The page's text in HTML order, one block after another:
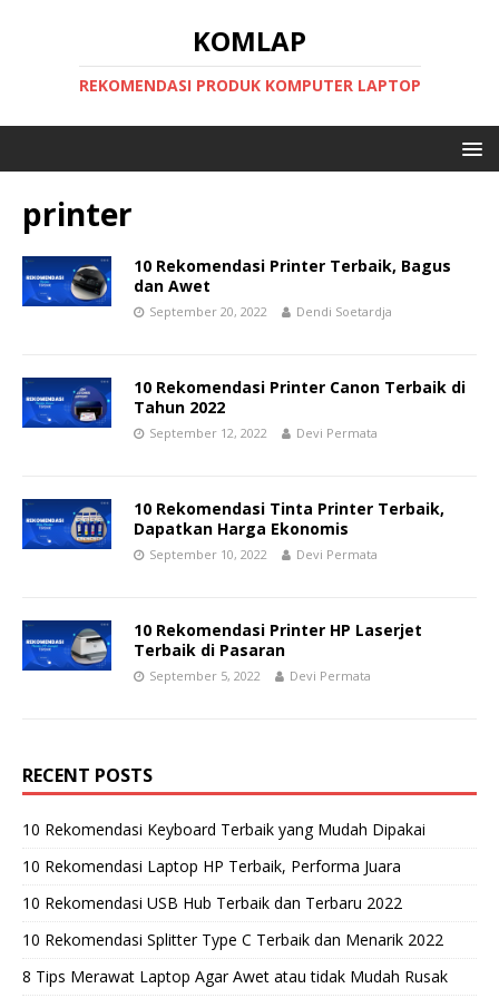
KOMLAP
REKOMENDASI PRODUK KOMPUTER LAPTOP
printer
10 Rekomendasi Printer Terbaik, Bagus
dan Awet
September 20, 2022 Dendi Soetardja
10 Rekomendasi Printer Canon Terbaik di
Tahun 2022
September 12, 2022 Devi Permata
10 Rekomendasi Tinta Printer Terbaik,
Dapatkan Harga Ekonomis
September 10, 2022 Devi Permata
10 Rekomendasi Printer HP Laserjet
Terbaik di Pasaran
September 5, 2022 Devi Permata
RECENT POSTS
10 Rekomendasi Keyboard Terbaik yang Mudah Dipakai
10 Rekomendasi Laptop HP Terbaik, Performa Juara
10 Rekomendasi USB Hub Terbaik dan Terbaru 2022
10 Rekomendasi Splitter Type C Terbaik dan Menarik 2022
8 Tips Merawat Laptop Agar Awet atau tidak Mudah Rusak